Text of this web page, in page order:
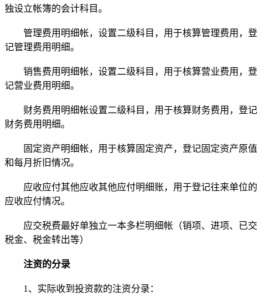
独设立帐簿的会计科目。
管理费用明细帐，设置二级科目，用于核算管理费用，登
记管理费用明细。
销售费用明细帐，设置二级科目，用于核算营业费用，登
记营业费用明细。
财务费用明细帐设置二级科目，用于核算财务费用，登记
财务费用明细。
固定资产明细帐，用于核算固定资产，登记固定资产原值
和每月折旧情况。
应收应付其他应收其他应付明细账，用于登记往来单位的
应收应付情况。
应交税费最好单独立一本多栏明细帐（销项、进项、已交
税金、税金转出等）
注资的分录
1、实际收到投资款的注资分录：